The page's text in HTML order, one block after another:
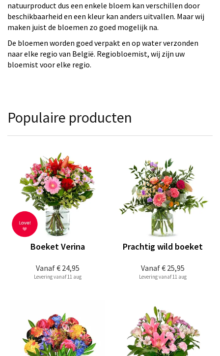
natuurproduct dus een enkele bloem kan verschillen door
beschikbaarheid en een kleur kan anders uitvallen. Maar wij
maken juist de bloemen zo goed mogelijk na.
De bloemen worden goed verpakt en op water verzonden
naar elke regio van België. Regiobloemist, wij zijn uw
bloemist voor elke regio.
Populaire producten
Vanaf€ 24,95
Boeket Verina
Levering vanaf 11 aug
Vanaf€ 25,95
Prachtig wild boeket
Levering vanaf 11 aug